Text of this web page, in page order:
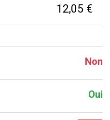
12,05 €
Non
Oui